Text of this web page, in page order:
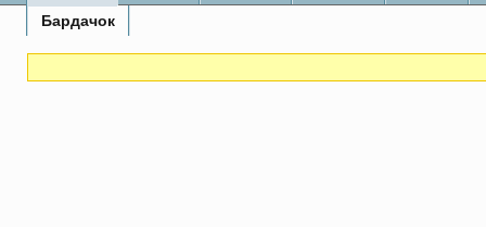
Бардачок